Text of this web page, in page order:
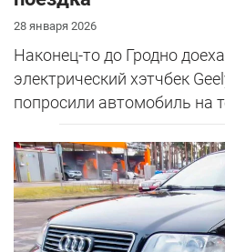
28 января 2026
Наконец-то до Гродно
электрический хэтчбек
попросили автомобиль на